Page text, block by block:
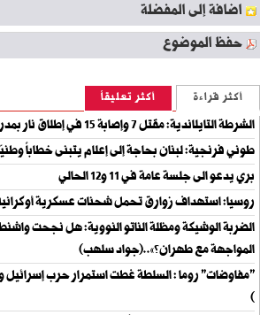
اضافة إلى المفضلة
حفظ الموضوع
أكثر قراءة أكثر تعليقاً
الشرطة التايلاندية: مقتل 7 وإصابة 15 في إطلاق نار بمدرسة شمالي بانكوك
طوني فرنجية: لبنان بحاجة إلى إعلام يتبنى خطاباً
بري يدعو الى جلسة عامة في 11 و12 الحالي
روسيا: استهداف زوارق تحمل شحنات عسكرية
الضربة الوشيكة ومظلة الناتو النووية: هل نجحت
المواجهة مع طهران؟»..(جواد سلهب)
"مفاوضات" روما : السلطة غطت استمرار حرب إسرائيل
)